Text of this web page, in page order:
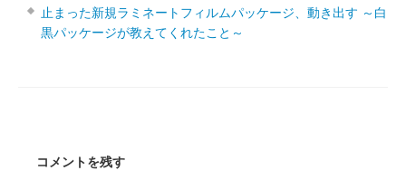
止まった新規ラミネートフィルムパッケージ、動き出す ～白
黒パッケージが教えてくれたこと～
コメントを残す